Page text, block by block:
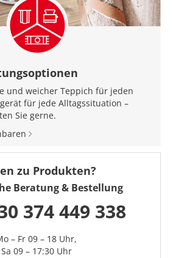
und weicher Teppich für jeden
für jede Alltagssituation –
Sie gerne.
zu Produkten?
Beratung & Bestellung
374 449 338
– Fr 09 – 18 Uhr,
Sa 09 – 17:30 Uhr